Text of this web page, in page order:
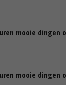
mooie dingen
mooie dingen